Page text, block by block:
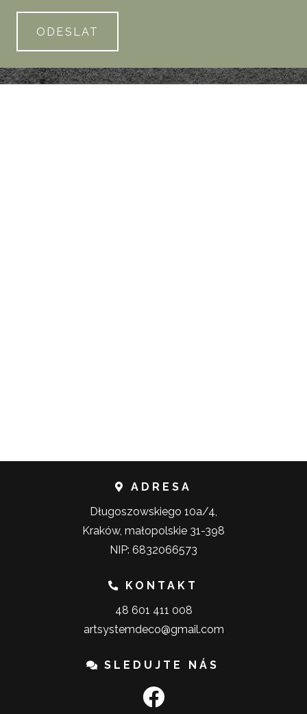
ODESLAT
ADRESA
Długoszowskiego 10a/4,
Kraków, małopolskie 31-398
NIP: 6832066573
KONTAKT
48 601 411 008
artsystemdeco@gmail.com
SLEDUJTE NÁS